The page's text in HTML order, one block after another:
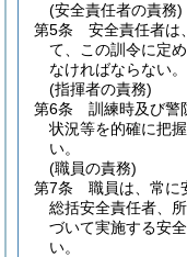
(安全責任者の責務)
第5条
安全責任者は
て、この訓令に定
なければならない。
(指揮者の責務)
第6条
訓練時及び警
状況等を的確に把
い。
(職員の責務)
第7条
職員は、常に
総括安全責任者、
づいて実施する安
い。